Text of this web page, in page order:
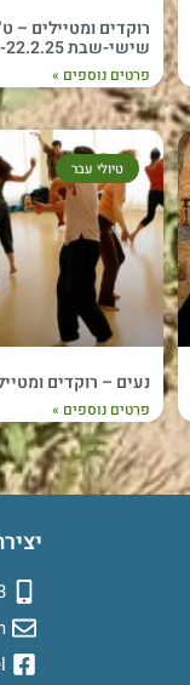
שישי-שבת 21-22.2.25
פרטים נוספים »
טיולי עבר
נעים – רוקדים ומטיילים | 24-
פרטים נוספים »